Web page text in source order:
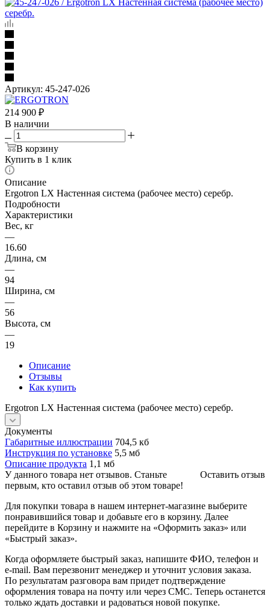
Артикул: 45-247-026
214 900 ₽
В наличии
В корзину
Купить в 1 клик
Описание
Ergotron LX Настенная система (рабочее место) серебр.
Подробности
Характеристики
Вес, кг
—
16.60
Длина, см
—
94
Ширина, см
—
56
Высота, см
—
19
Описание
Отзывы
Как купить
Ergotron LX Настенная система (рабочее место) серебр.
Документы
Габаритные иллюстрации 704,5 кб
Инструкция по установке 5,5 мб
Описание продукта 1,1 мб
Оставить отзыв
У данного товара нет отзывов. Станьте
первым, кто оставил отзыв об этом товаре!
Для покупки товара в нашем интернет-магазине выберите
понравившийся товар и добавьте его в корзину. Далее
перейдите в Корзину и нажмите на «Оформить заказ» или
«Быстрый заказ».
Когда оформляете быстрый заказ, напишите ФИО, телефон и
e-mail. Вам перезвонит менеджер и уточнит условия заказа.
По результатам разговора вам придет подтверждение
оформления товара на почту или через СМС. Теперь останется
только ждать доставки и радоваться новой покупке.